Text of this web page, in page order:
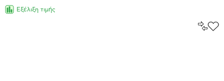
χαρακτηριστικά
Εξέλιξη τιμής